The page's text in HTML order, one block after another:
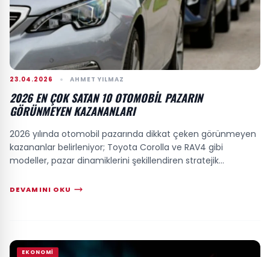
23.04.2026 AHMET YILMAZ
2026 EN ÇOK SATAN 10 OTOMOBIL PAZARIN
GÖRÜNMEYEN KAZANANLARI
2026 yılında otomobil pazarında dikkat çeken görünmeyen
kazananlar belirleniyor; Toyota Corolla ve RAV4 gibi
modeller, pazar dinamiklerini şekillendiren stratejik
DEVAMINI OKU
EKONOMI